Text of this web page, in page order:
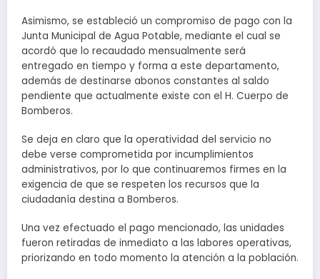
Asimismo, se estableció un compromiso de pago con la
Junta Municipal de Agua Potable, mediante el cual se
acordó que lo recaudado mensualmente será
entregado en tiempo y forma a este departamento,
además de destinarse abonos constantes al saldo
pendiente que actualmente existe con el H. Cuerpo de
Bomberos.
Se deja en claro que la operatividad del servicio no
debe verse comprometida por incumplimientos
administrativos, por lo que continuaremos firmes en la
exigencia de que se respeten los recursos que la
ciudadanía destina a Bomberos.
Una vez efectuado el pago mencionado, las unidades
fueron retiradas de inmediato a las labores operativas,
priorizando en todo momento la atención a la población.